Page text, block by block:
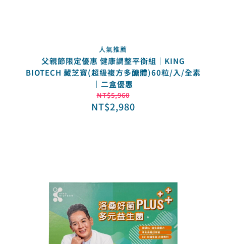
人氣推薦
父親節限定優惠 健康調整平衡組｜KING
BIOTECH 藏芝寶(超級複方多醣體)60粒/入/全素
｜二盒優惠
NT$5,960
NT$2,980